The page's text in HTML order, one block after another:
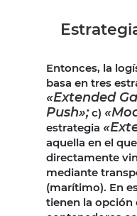
Entonces, la
basa en tres
«Extended
Push»;c)
estrategia
aquella en el
directamente
mediante
(marítimo). En
tienen la opción